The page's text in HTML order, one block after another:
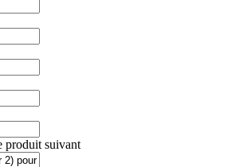
produit suivant